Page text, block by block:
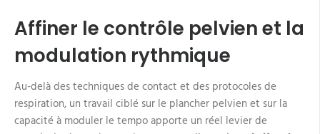
Affiner le contrôle pelvien et la
modulation rythmique
Au-delà des techniques de contact et des protocoles de
respiration, un travail ciblé sur le plancher pelvien et sur la
capacité à moduler le tempo apporte un réel levier de